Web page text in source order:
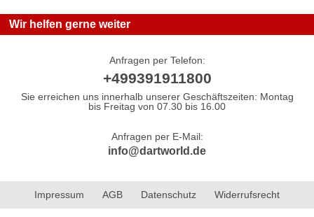
Wir helfen gerne weiter
Anfragen per Telefon:
+499391911800
Sie erreichen uns innerhalb unserer Geschäftszeiten: Montag
bis Freitag von 07.30 bis 16.00
Anfragen per E-Mail:
info@dartworld.de
Impressum AGB Datenschutz Widerrufsrecht